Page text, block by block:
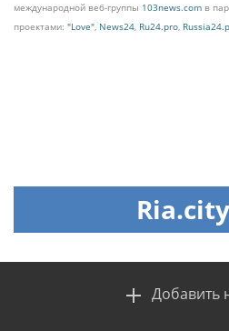
международной веб-группы 103news.com в
проектами: "Love", News24, Ru24.pro,
Ria.city
Добавить